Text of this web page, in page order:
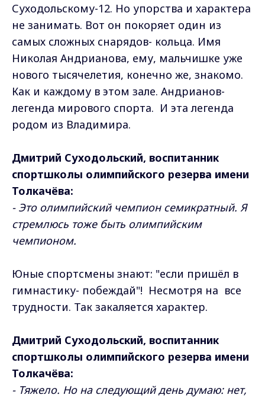
Суходольскому-12. Но упорства и характера
не занимать. Вот он покоряет один из
самых сложных снарядов- кольца. Имя
Николая Андрианова, ему, мальчишке уже
нового тысячелетия, конечно же, знакомо.
Как и каждому в этом зале. Андрианов-
легенда мирового спорта. И эта легенда
родом из Владимира.
Дмитрий Суходольский, воспитанник
спортшколы олимпийского резерва имени
Толкачёва:
- Это олимпийский чемпион семикратный. Я
стремлюсь тоже быть олимпийским
чемпионом.
Юные спортсмены знают: "если пришёл в
гимнастику- побеждай"! Несмотря на все
трудности. Так закаляется характер.
Дмитрий Суходольский, воспитанник
спортшколы олимпийского резерва имени
Толкачёва:
- Тяжело. Но на следующий день думаю: нет,